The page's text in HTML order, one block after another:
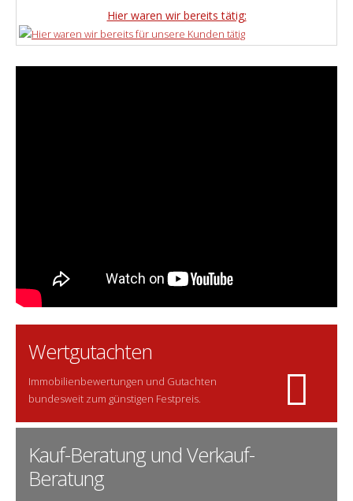
Hier waren wir bereits tätig:
Wertgutachten
Immobilienbewertungen und Gutachten
bundesweit zum günstigen Festpreis.
Kauf-Beratung und Verkauf-
Beratung